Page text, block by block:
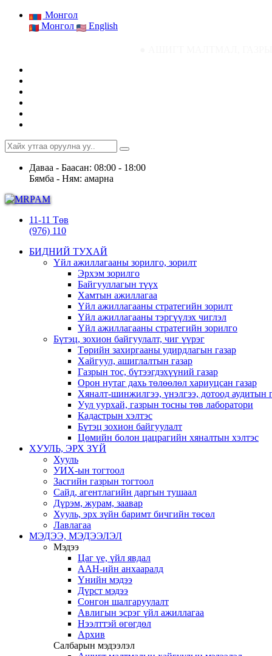
Монгол
Монгол
English
Даваа - Баасан: 08:00 - 18:00
Бямба - Ням: амарна
11-11 Төв
(976) 110
БИДНИЙ ТУХАЙ
Үйл ажиллагааны зорилго, зорилт
Эрхэм зорилго
Байгууллагын түүх
Хамтын ажиллагаа
Үйл ажиллагааны стратегийн зорилт
Үйл ажиллагааны тэргүүлэх чиглэл
Үйл ажиллагааны стратегийн зорилго
Бүтэц, зохион байгуулалт, чиг үүрэг
Төрийн захиргааны удирдлагын газар
Хайгуул, ашиглалтын газар
Газрын тос, бүтээгдэхүүний газар
Орон нутаг дахь төлөөлөл хариуцсан газар
Хяналт-шинжилгээ, үнэлгээ, дотоод аудитын
Уул уурхай, газрын тосны төв лаборатори
Кадастрын хэлтэс
Бүтэц зохион байгуулалт
Цөмийн болон цацрагийн хяналтын хэлтэс
ХУУЛЬ, ЭРХ ЗҮЙ
Хууль
УИХ-ын тогтоол
Засгийн газрын тогтоол
Сайд, агентлагийн даргын тушаал
Дүрэм, журам, заавар
Хууль, эрх зүйн баримт бичгийн төсөл
Лавлагаа
МЭДЭЭ, МЭДЭЭЛЭЛ
Мэдээ
Цаг үе, үйл явдал
ААН-ийн анхааралд
Үнийн мэдээ
Дүрст мэдээ
Сонгон шалгаруулалт
Авлигын эсрэг үйл ажиллагаа
Нээлттэй өгөгдөл
Архив
Салбарын мэдээлэл